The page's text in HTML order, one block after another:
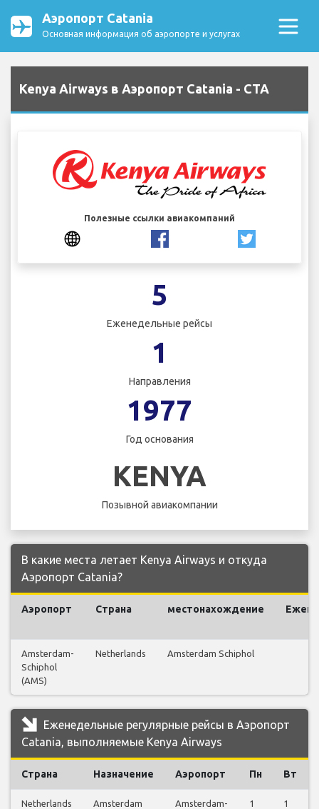
Аэропорт Catania
Основная информация об аэропорте и услугах
Kenya Airways в Аэропорт Catania - CTA
Полезные ссылки авиакомпаний
5
Еженедельные рейсы
1
Направления
1977
Год основания
KENYA
Позывной авиакомпании
В какие места летает Kenya Airways и откуда
Аэропорт Catania?
Аэропорт Страна местонахождение
Amsterdam-
Schiphol
(AMS)
Netherlands Amsterdam Schiphol
Еженедельные регулярные рейсы в Аэропорт
Catania, выполняемые Kenya Airways
Страна Назначение Аэропорт Пн Вт
Netherlands
Amsterdam
Amsterdam-
1 1